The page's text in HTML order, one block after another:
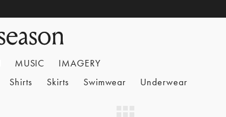
MUSIC
IMAGERY
Shirts Skirts Swimwear Underwear